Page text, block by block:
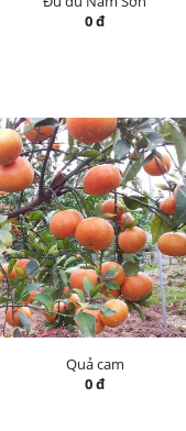
0 đ
Quả cam
0 đ